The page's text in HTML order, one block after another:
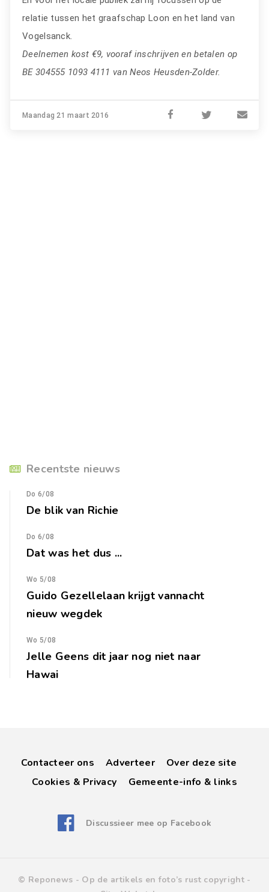
relatie tussen het graafschap Loon en het land van
Vogelsanck.
Deelnemen kost €9, vooraf inschrijven en betalen op
BE 304555 1093 4111 van Neos Heusden-Zolder.
Maandag 21 maart 2016
Recentste nieuws
Do 6/08
De blik van Richie
Do 6/08
Dat was het dus ...
Wo 5/08
Guido Gezellelaan krijgt vannacht
nieuw wegdek
Wo 5/08
Jelle Geens dit jaar nog niet naar
Hawai
Contacteer ons Adverteer
Over deze site
Cookies & Privacy
Gemeente-info & links
Discussieer mee op Facebook
© Reponews - Op de artikels en foto’s rust copyright -